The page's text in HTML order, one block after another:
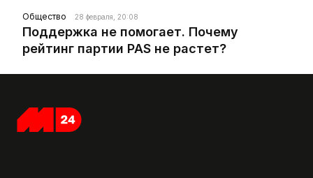
Общество 28 февраля, 20:08
Поддержка не помогает. Почему
рейтинг партии PAS не растет?